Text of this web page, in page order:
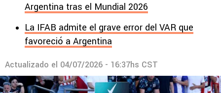
Argentina tras el Mundial 2026
La IFAB admite el grave error del VAR que
favoreció a Argentina
Actualizado el 04/07/2026 - 16:37hs CST